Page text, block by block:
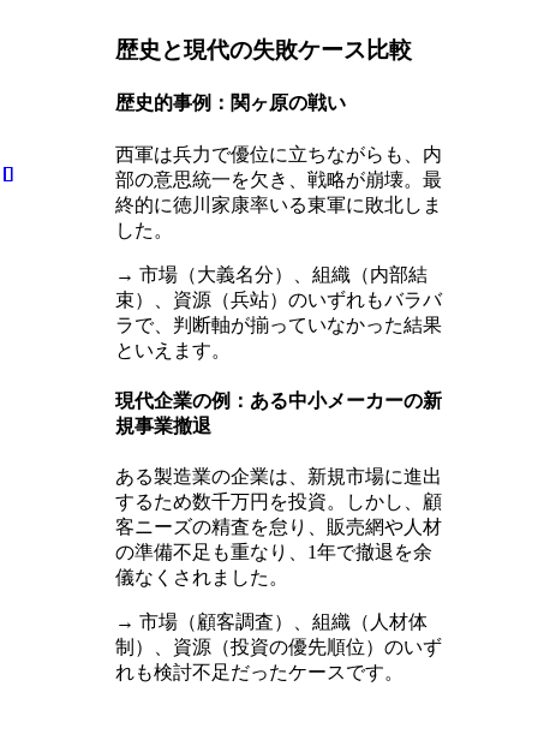
歴史と現代の失敗ケース比較
歴史的事例：関ヶ原の戦い
西軍は兵力で優位に立ちながらも、内
部の意思統一を欠き、戦略が崩壊。最
終的に徳川家康率いる東軍に敗北しま
した。
→ 市場（大義名分）、組織（内部結
束）、資源（兵站）のいずれもバラバ
ラで、判断軸が揃っていなかった結果
といえます。
現代企業の例：ある中小メーカーの新
規事業撤退
ある製造業の企業は、新規市場に進出
するため数千万円を投資。しかし、顧
客ニーズの精査を怠り、販売網や人材
の準備不足も重なり、1年で撤退を余
儀なくされました。
→ 市場（顧客調査）、組織（人材体
制）、資源（投資の優先順位）のいず
れも検討不足だったケースです。